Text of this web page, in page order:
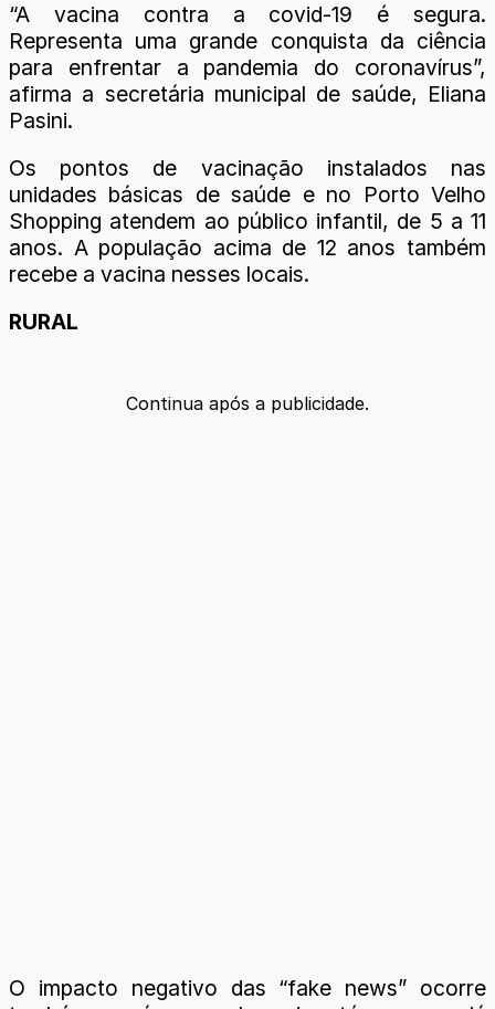
“A vacina contra a covid-19 é segura.
Representa uma grande conquista da ciência
para enfrentar a pandemia do coronavírus”,
afirma a secretária municipal de saúde, Eliana
Pasini.
Os pontos de vacinação instalados nas
unidades básicas de saúde e no Porto Velho
Shopping atendem ao público infantil, de 5 a 11
anos. A população acima de 12 anos também
recebe a vacina nesses locais.
RURAL
Continua após a publicidade.
O impacto negativo das “fake news” ocorre